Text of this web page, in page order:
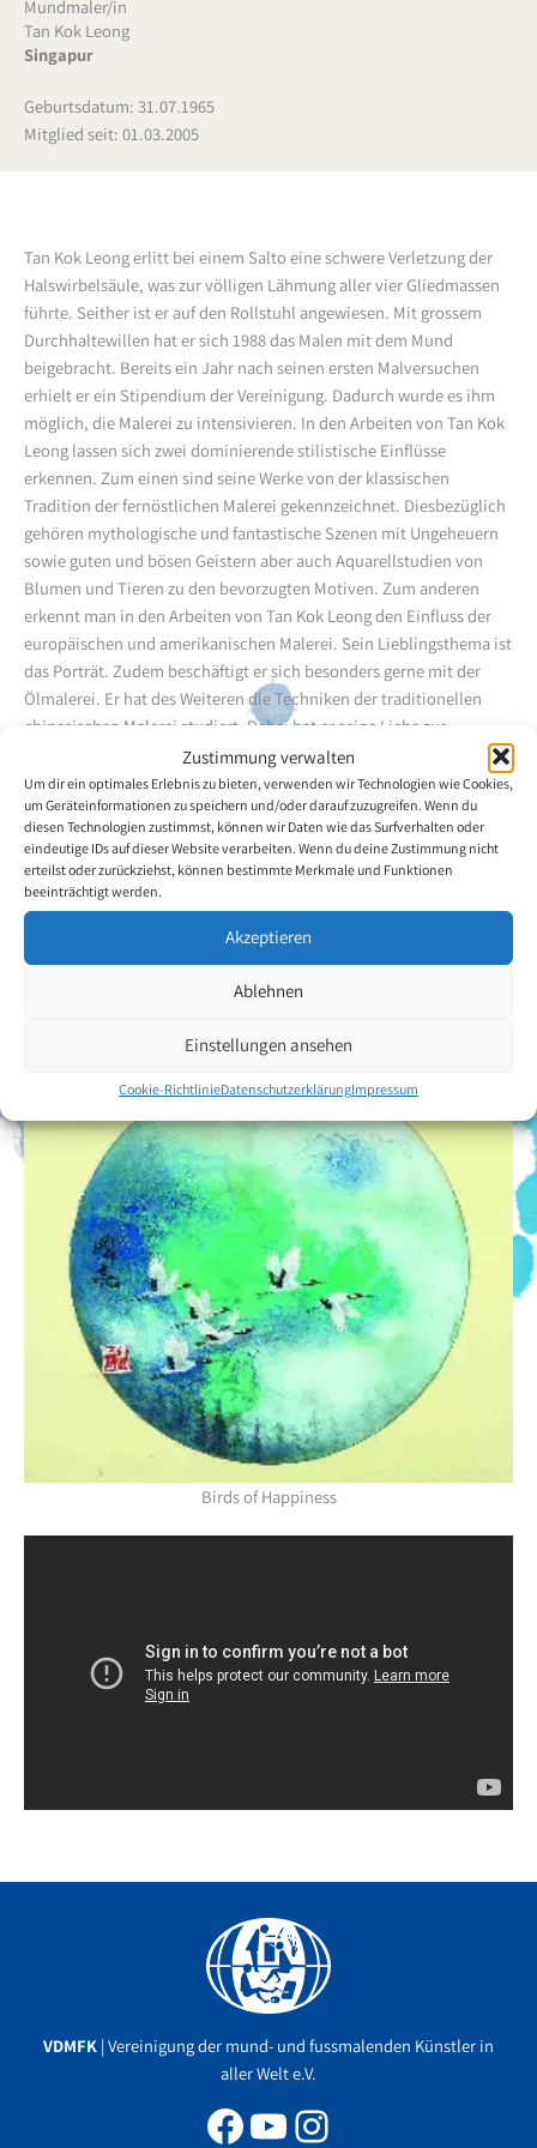
Zustimmung verwalten
Um dir ein optimales Erlebnis zu bieten, verwenden wir Technologien wie Cookies,
um Geräteinformationen zu speichern und/oder darauf zuzugreifen. Wenn du
diesen Technologien zustimmst, können wir Daten wie das Surfverhalten oder
eindeutige IDs auf dieser Website verarbeiten. Wenn du deine Zustimmung nicht
erteilst oder zurückziehst, können bestimmte Merkmale und Funktionen
beeinträchtigt werden.
Akzeptieren
Ablehnen
Einstellungen ansehen
Cookie-RichtlinieDatenschutzerklärungImpressum
Mundmaler/in
Tan Kok Leong
Singapur
Geburtsdatum: 31.07.1965
Mitglied seit: 01.03.2005
Tan Kok Leong erlitt bei einem Salto eine schwere Verletzung der
Halswirbelsäule, was zur völligen Lähmung aller vier Gliedmassen
führte. Seither ist er auf den Rollstuhl angewiesen. Mit grossem
Durchhaltewillen hat er sich 1988 das Malen mit dem Mund
beigebracht. Bereits ein Jahr nach seinen ersten Malversuchen
erhielt er ein Stipendium der Vereinigung. Dadurch wurde es ihm
möglich, die Malerei zu intensivieren. In den Arbeiten von Tan Kok
Leong lassen sich zwei dominierende stilistische Einflüsse
erkennen. Zum einen sind seine Werke von der klassischen
Tradition der fernöstlichen Malerei gekennzeichnet. Diesbezüglich
gehören mythologische und fantastische Szenen mit Ungeheuern
sowie guten und bösen Geistern aber auch Aquarellstudien von
Blumen und Tieren zu den bevorzugten Motiven. Zum anderen
erkennt man in den Arbeiten von Tan Kok Leong den Einfluss der
europäischen und amerikanischen Malerei. Sein Lieblingsthema ist
das Porträt. Zudem beschäftigt er sich besonders gerne mit der
Ölmalerei. Er hat des Weiteren die Techniken der traditionellen
chinesischen Malerei studiert. Dabei hat er seine Liebe zur
chinesischen Malerei entdeckt und die erlernten Techniken in
seinen Werken meisterhaft umgesetzt. Tan Kok Leong hat in
Singapur an vielen Gruppenausstellungen teilgenommen und seine
Werke auch mittels Einzelausstellungen gezeigt. Hierbei konnte er
schon einige Preise und Auszeichnungen für seine Arbeiten
entgegennehmen, was auch zu einer gewissen Berühmtheit in
seinem Heimatland führte.
Zurück zur Künstlerübersicht
Birds of Happiness
VDMFK | Vereinigung der mund- und fussmalenden Künstler in
aller Welt e.V.
Facebook
YouTube
Instagram